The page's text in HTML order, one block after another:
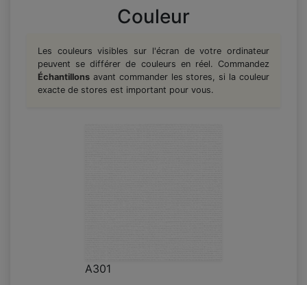
Couleur
Les couleurs visibles sur l'écran de votre ordinateur
peuvent se différer de couleurs en réel. Commandez
Échantillons avant commander les stores, si la couleur
exacte de stores est important pour vous.
A301